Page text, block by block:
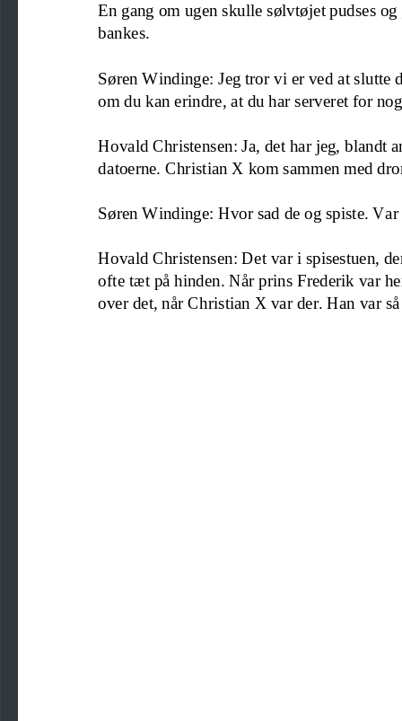
En gang om ugen skulle sølvtøjet pudses
bankes.
Søren Windinge: Jeg tror vi er ved at
om du kan erindre, at du har serveret for
Hovald Christensen: Ja, det har jeg,
datoerne . Christian X kom sammen med
Søren Windinge: Hvor sad de og spiste. Var
Hovald Christensen: Det var i spisestuen,
ofte tæt på hinden. Når prins Frederik var
over det, når Christian X var der. Han var